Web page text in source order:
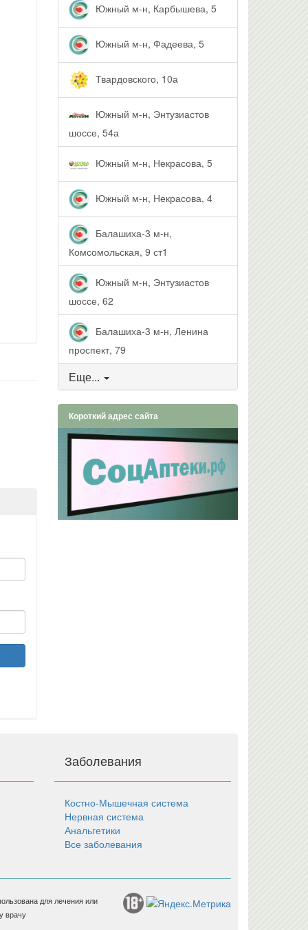
Южный м-н, Карбышева, 5
Южный м-н, Фадеева, 5
Твардовского, 10а
Южный м-н, Энтузиастов
шоссе, 54а
Южный м-н, Некрасова, 5
Южный м-н, Некрасова, 4
Балашиха-3 м-н,
Комсомольская, 9 ст1
Южный м-н, Энтузиастов
шоссе, 62
Балашиха-3 м-н, Ленина
проспект, 79
Еще...
Короткий адрес сайта
Заболевания
Костно-Мышечная система
Нервная система
Анальгетики
Все заболевания
для лечения или
врачу